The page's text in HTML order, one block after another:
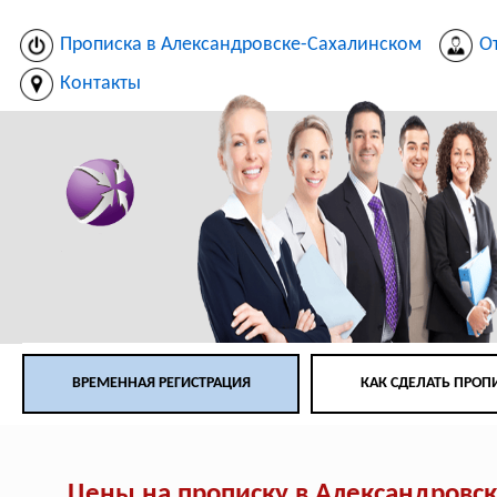
Прописка в Александровске-Сахалинском
Контакты
ВРЕМЕННАЯ РЕГИСТРАЦИЯ КАК СДЕЛАТЬ